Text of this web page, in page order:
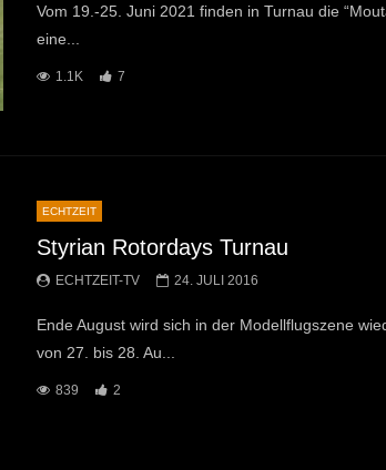
Später Ansehen
Vom 19.-25. Juni 2021 finden in Turnau die
eine...
1.1K 7
ECHTZEIT
Styrian Rotordays Turnau
ECHTZEIT-TV 24. JULI 2016
Ende August wird sich in der Modellflugszene
von 27. bis 28. Au...
839 2